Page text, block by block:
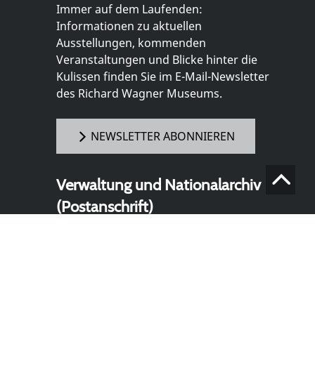
Immer auf dem Laufenden:
Informationen zu aktuellen
Ausstellungen, kommenden
Veranstaltungen und Blicke hinter die
Kulissen finden Sie im E-Mail-Newsletter
des Richard Wagner Museums.
NEWSLETTER ABONNIEREN
Verwaltung und Nationalarchiv
(Postanschrift)